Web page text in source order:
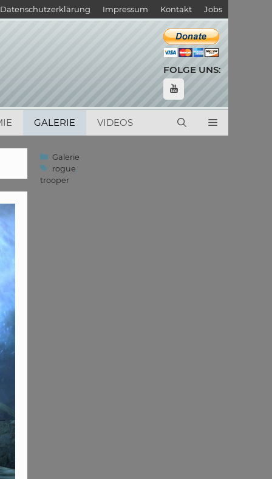
Datenschutzerklärung Impressum Kontakt Jobs
FOLGE UNS:
GALERIE VIDEOS
Kategorien
Galerie
Schlagwörter
rogue
trooper